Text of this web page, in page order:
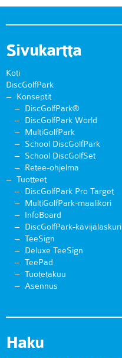
Sivukartta
Koti
DiscGolfPark
Konseptit
DiscGolfPark®
DiscGolfPark World
MultiGolfPark
School DiscGolfPark
School DiscGolfSet
Retee-ohjelma
Tuotteet
DiscGolfPark Pro Target
MultiGolfPark-maalikori
InfoBoard
DiscGolfPark-kävijälaskuri
TeeSign
Deluxe TeeSign
TeePad
Tuotetakuu
Asennus
Haku